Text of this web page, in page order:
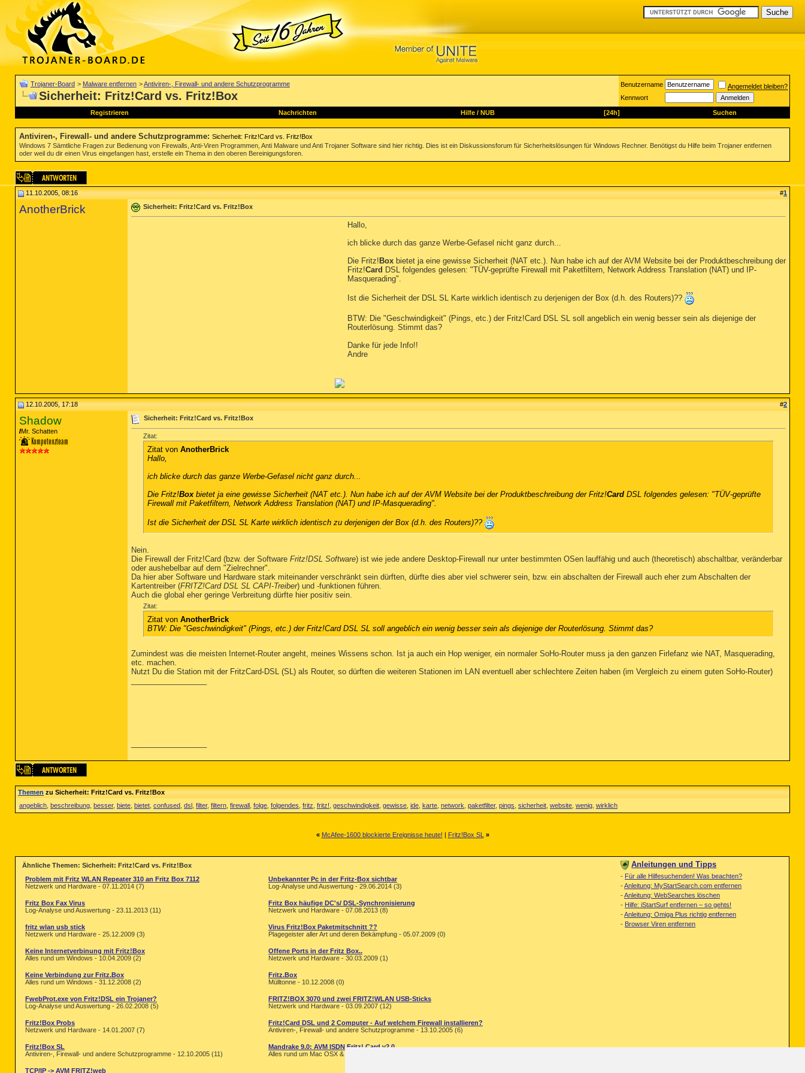
Trojaner-Board > Malware entfernen >Antiviren-, Firewall- und andere Schutzprogramme
Sicherheit: Fritz!Card vs. Fritz!Box
Benutzername
Angemeldet bleiben?
Kennwort
Registrieren Nachrichten Hilfe/ NUB [24h] Suchen
Antiviren-, Firewall- und andere Schutzprogramme: Sicherheit: Fritz!Card vs. Fritz!Box
Windows 7 Sämtliche Fragen zur Bedienung von Firewalls, Anti-Viren Programmen, Anti Malware und Anti Trojaner Software sind hier richtig. Dies ist ein Diskussionsforum für Sicherheitslösungen für Windows Rechner. Benötigst du Hilfe beim Trojaner entfernen
oder weil du dir einen Virus eingefangen hast, erstelle ein Thema in den oberen Bereinigungsforen.
11.10.2005, 08:16 #1
AnotherBrick Sicherheit: Fritz!Card vs. Fritz!Box
Hallo,
ich blicke durch das ganze Werbe-Gefasel nicht ganz durch...
Die Fritz! Box bietet ja eine gewisse Sicherheit (NAT etc.). Nun habe ich auf der AVM Website bei der Produktbeschreibung der
Fritz!Card DSL folgendes gelesen: "TÜV-geprüfte Firewall mit Paketfiltern, Network Address Translation (NAT) und IP-
Masquerading".
Ist die Sicherheit der DSL SL Karte wirklich identisch zu derjenigen der Box (d.h. des Routers)??
BTW: Die "Geschwindigkeit" (Pings, etc.) der Fritz!Card DSL SL soll angeblich ein wenig besser sein als diejenige der
Routerlösung. Stimmt das?
Danke für jede Info!!
Andre
12.10.2005, 17:18 #2
Shadow
Mr. Schatten
Sicherheit: Fritz!Card vs. Fritz!Box
Zitat:
Zitat von AnotherBrick
Hallo,
ich blicke durch das ganze Werbe-Gefasel nicht ganz durch...
Die Fritz!Boxbietet ja eine gewisse Sicherheit (NAT etc.). Nun habe ich auf der AVM Website bei der Produktbeschreibung der Fritz!Card DSL folgendes gelesen: "TÜV-geprüfte
Firewall mit Paketfiltern, Network Address Translation (NAT) und IP-Masquerading".
Ist die Sicherheit der DSL SL Karte wirklich identisch zu derjenigen der Box (d.h. des Routers)??
Nein.
Die Firewall der Fritz!Card (bzw. der Software Fritz!DSL Software) ist wie jede andere Desktop-Firewall nur unter bestimmten OSen lauffähig und auch (theoretisch) abschaltbar, veränderbar
oder aushebelbar auf dem "Zielrechner".
Da hier aber Software und Hardware stark miteinander verschränkt sein dürften, dürfte dies aber viel schwerer sein, bzw. ein abschalten der Firewall auch eher zum Abschalten der
Kartentreiber (FRITZ!Card DSL SL CAPI-Treiber) und -funktionen führen.
Auch die global eher geringe Verbreitung dürfte hier positiv sein.
Zitat:
Zitat von AnotherBrick
BTW: Die "Geschwindigkeit" (Pings, etc.) der Fritz!Card DSL SL soll angeblich ein wenig besser sein als diejenige der Routerlösung. Stimmt das?
Zumindest was die meisten Internet-Router angeht, meines Wissens schon. Ist ja auch ein Hop weniger, ein normaler SoHo-Router muss ja den ganzen Firlefanz wie NAT, Masquerading,
etc. machen.
Nutzt Du die Station mit der FritzCard-DSL (SL) als Router, so dürften die weiteren Stationen im LAN eventuell aber schlechtere Zeiten haben (im Vergleich zu einem guten SoHo-Router)
Themenzu Sicherheit: Fritz!Card vs. Fritz!Box
angeblich beschreibung besser, biete bietet confused dsl filter, filtern firewall folge folgendes fritz fritz! geschwindigkeit gewisse ide karte network paketfilter, pings sicherheit website wenig wirklich
« McAfee-1600 blockierte Ereignisse heute! | Fritz!Box SL »
Ähnliche Themen: Sicherheit: Fritz!Card vs. Fritz!Box
Problem mit Fritz WLAN Repeater 310 an Fritz Box 7112
Netzwerk und Hardware - 07.11.2014 (7)
Unbekannter Pc in der Fritz-Box sichtbar
Log-Analyse und Auswertung - 29.06.2014 (3)
Fritz Box Fax Virus
Log-Analyse und Auswertung - 23.11.2013 (11)
Fritz Box häufige DC's/ DSL-Synchronisierung
Netzwerk und Hardware - 07.08.2013 (8)
fritz wlan usb stick
Netzwerk und Hardware - 25.12.2009 (3)
Virus Fritz!Box Paketmitschnitt ??
Plagegeister aller Art und deren Bekämpfung - 05.07.2009 (0)
Keine Internetverbinung mit Fritz!Box
Alles rund um Windows - 10.04.2009 (2)
Offene Ports in der Fritz Box..
Netzwerk und Hardware - 30.03.2009 (1)
Keine Verbindung zur Fritz.Box
Alles rund um Windows - 31.12.2008 (2)
Fritz.Box
Mülltonne - 10.12.2008 (0)
FwebProt.exe von Fritz!DSL ein Trojaner?
Log-Analyse und Auswertung - 26.02.2008 (5)
FRITZ!BOX 3070 und zwei FRITZ!WLAN USB-Sticks
Netzwerk und Hardware - 03.09.2007 (12)
Fritz!Box Probs
Netzwerk und Hardware - 14.01.2007 (7)
Fritz!Card DSL und 2 Computer - Auf welchem Firewall installieren?
Antiviren-, Firewall- und andere Schutzprogramme - 13.10.2005 (6)
Fritz!Box SL
Antiviren-, Firewall- und andere Schutzprogramme - 12.10.2005 (11)
Mandrake 9.0: AVM ISDN Fritz! Card v2.0
Alles rund um Mac OSX & Linux - 23.01.2003 (5)
TCP/IP -> AVM FRITZ!web
Anleitungen und Tipps
- Für alle Hilfesuchenden! Was beachten?
-Anleitung: MyStartSearch.com entfernen
-Anleitung: WebSearches löschen
- Hilfe: iStartSurf entfernen – so gehts!
-Anleitung: Omiga Plus richtig entfernen
- Browser Viren entfernen